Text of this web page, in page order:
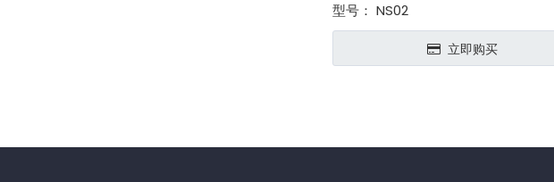
型号： NS02
立即购买